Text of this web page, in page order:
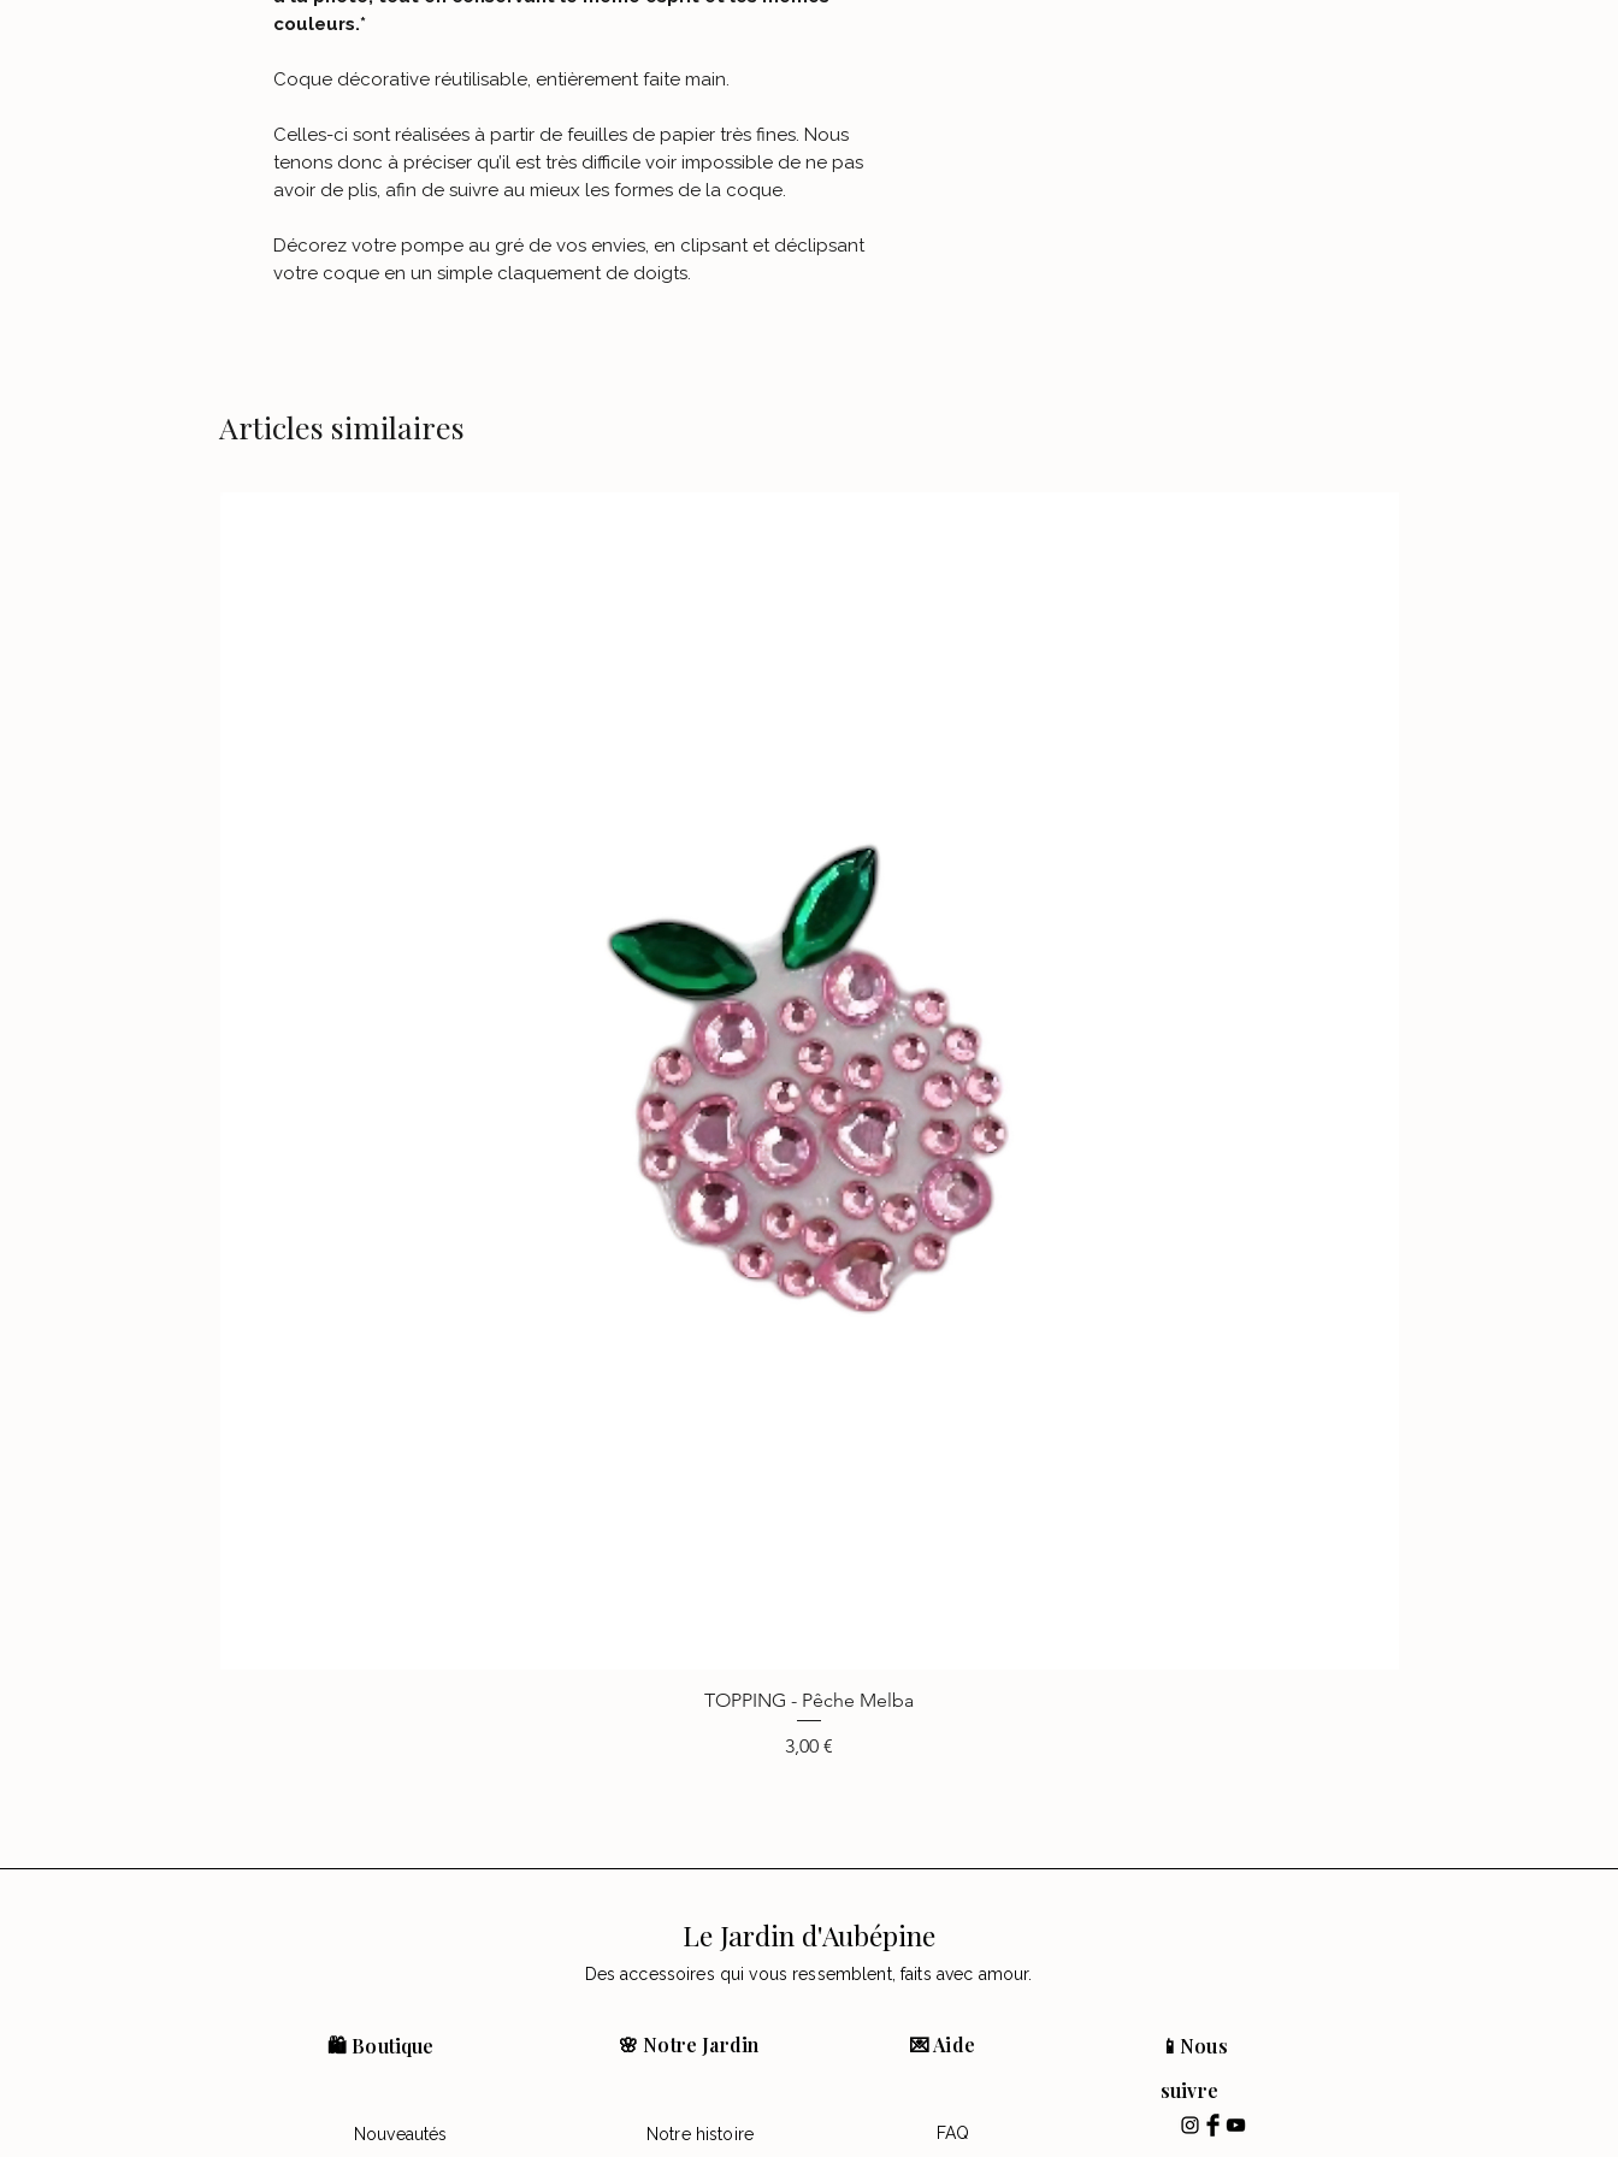
couleurs.*
Coque décorative réutilisable, entièrement faite main.
Celles-ci sont réalisées à partir de feuilles de papier très fines. Nous
tenons donc à préciser qu’il est très difficile voir impossible de ne pas
avoir de plis, afin de suivre au mieux les formes de la coque.
Décorez votre pompe au gré de vos envies, en clipsant et déclipsant
votre coque en un simple claquement de doigts.
Articles similaires
Aperçu rapide
TOPPING - Pêche Melba
Prix
3,00 €
Le Jardin d'Aubépine
Des accessoires qui vous ressemblent, faits avec amour.
🛍️ Boutique 🌸 Notre Jardin 💌 Aide
📱Nous
suivre
Nouveautés Notre histoire FAQ